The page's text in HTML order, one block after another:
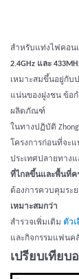
สำหรับแท่งไฟคอน
2.4GHz และ
เหมาะสมขึ้นอยู่กับ
แน่นของฝูงชน ข้อ
ผลิตภัณฑ์
ในทางปฏิบัติ
โครงการก่อนที่จะแ
ประเทศปลายทางแ
ที่ไกลขึ้นและพื้นที่
ต้องการควบคุมระ
เหมาะสมกว่า
สำรวจเพิ่มเติม ตัว
และกิจกรรมแฟนค
เปรียบเทียบ